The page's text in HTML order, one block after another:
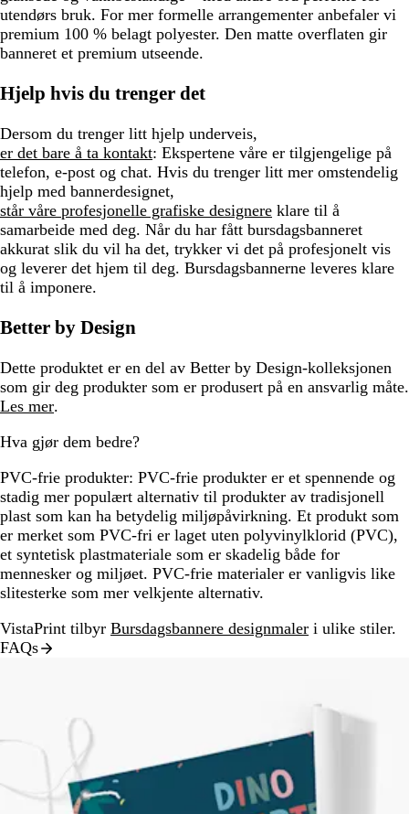
utendørs bruk. For mer formelle arrangementer anbefaler vi
premium 100 % belagt polyester. Den matte overflaten gir
banneret et premium utseende.
Hjelp hvis du trenger det
Dersom du trenger litt hjelp underveis,
er det bare å ta kontakt: Ekspertene våre er tilgjengelige på
telefon, e-post og chat. Hvis du trenger litt mer omstendelig
hjelp med bannerdesignet,
står våre profesjonelle grafiske designere klare til å
samarbeide med deg. Når du har fått bursdagsbanneret
akkurat slik du vil ha det, trykker vi det på profesjonelt vis
og leverer det hjem til deg. Bursdagsbannerne leveres klare
til å imponere.
Better by Design
Dette produktet er en del av Better by Design-kolleksjonen
som gir deg produkter som er produsert på en ansvarlig måte.
Les mer.
Hva gjør dem bedre?
PVC-frie produkter: PVC-frie produkter er et spennende og
stadig mer populært alternativ til produkter av tradisjonell
plast som kan ha betydelig miljøpåvirkning. Et produkt som
er merket som PVC-fri er laget uten polyvinylklorid (PVC),
et syntetisk plastmateriale som er skadelig både for
mennesker og miljøet. PVC-frie materialer er vanligvis like
slitesterke som mer velkjente alternativ.
VistaPrint tilbyr Bursdagsbannere designmaler i ulike stiler.
FAQs